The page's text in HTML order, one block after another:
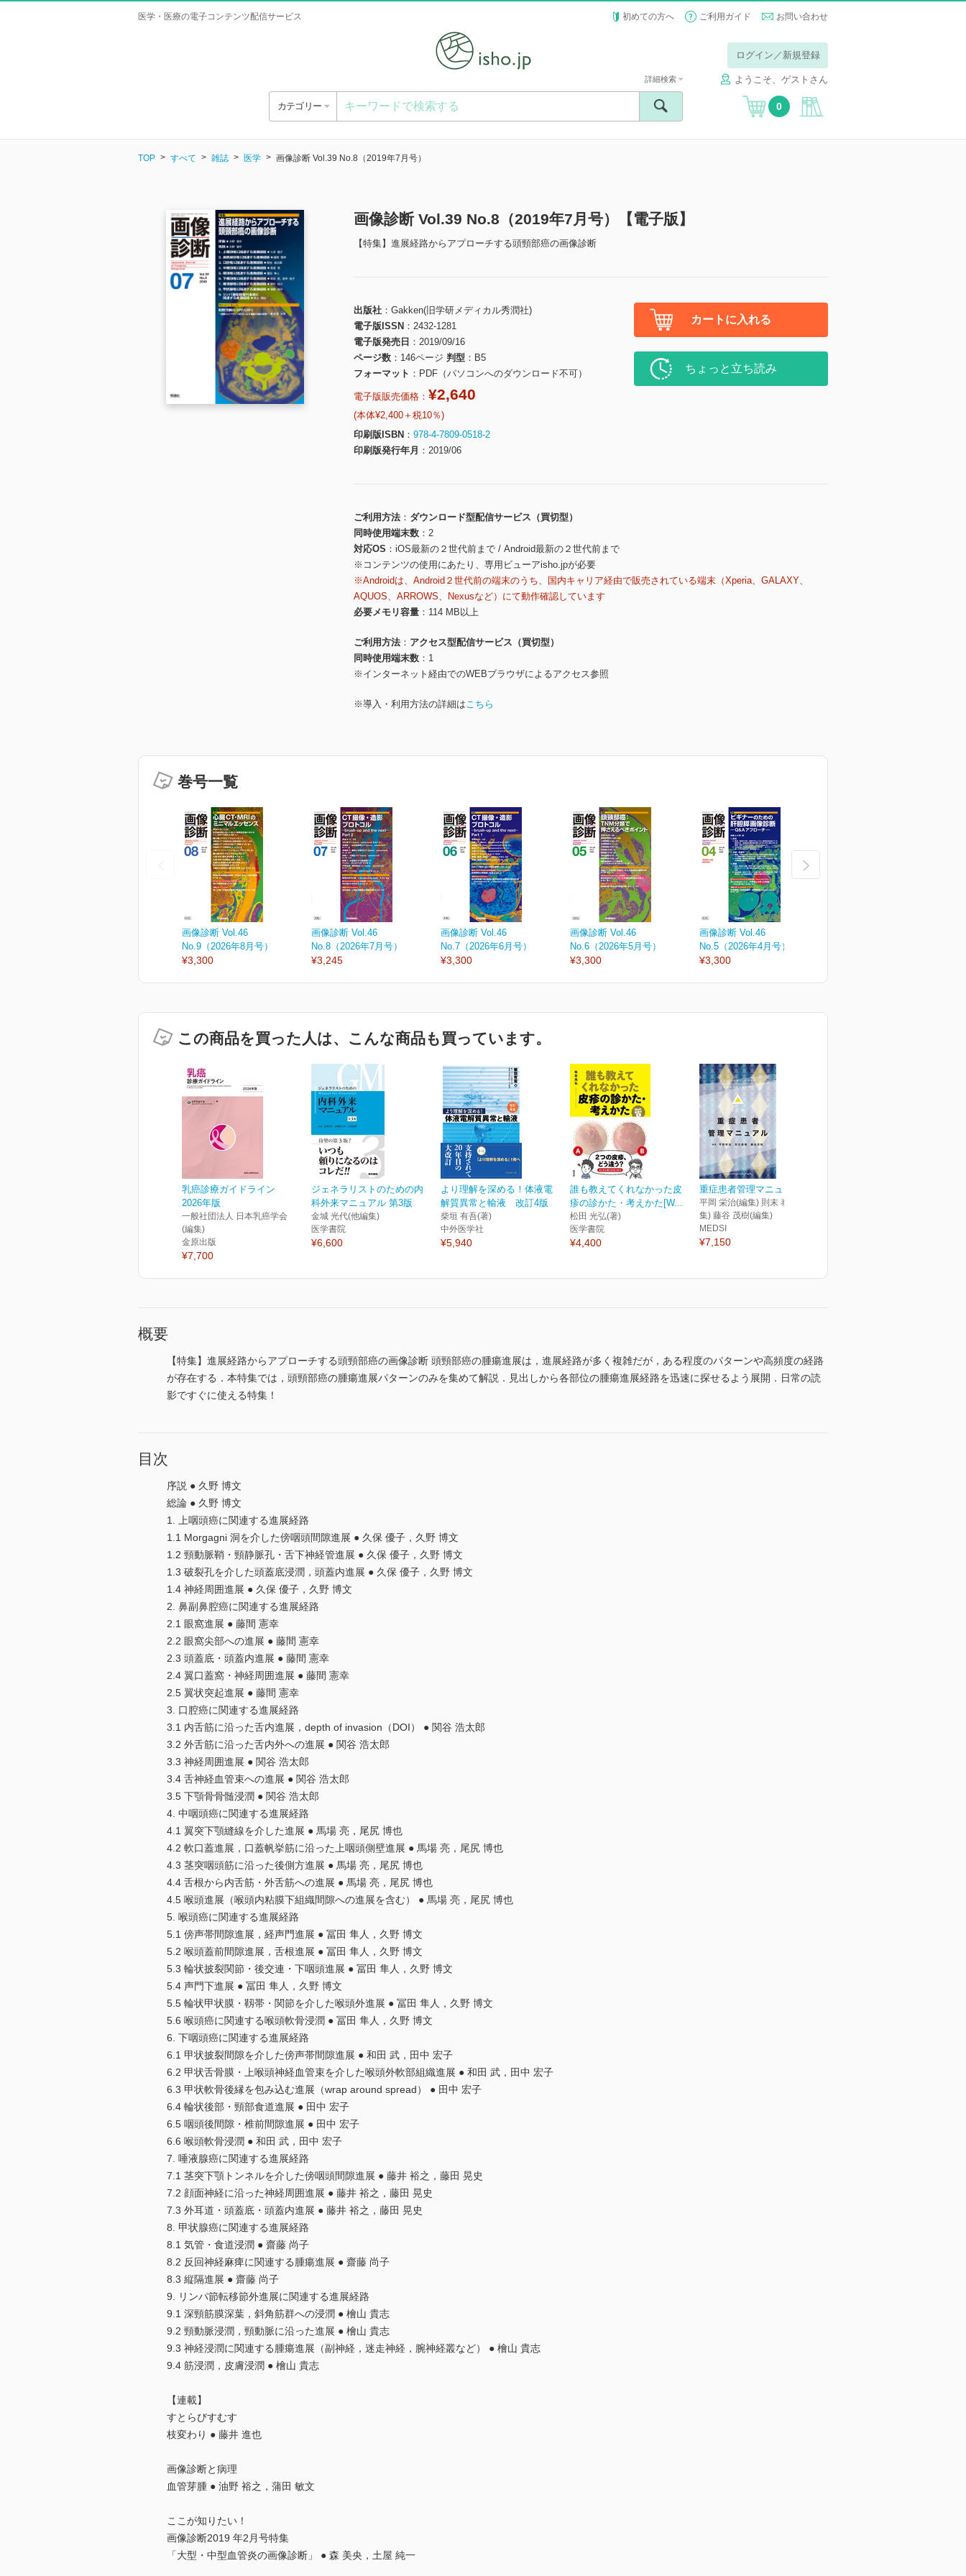
医学・医療の電子コンテンツ配信サービス 初めての方へ ご利用ガイド お問い合わせ
ログイン／新規登録
ようこそ、ゲストさん
カテゴリー
詳細検索
0
TOP すべて 雑誌 医学 画像診断 Vol.39 No.8（2019年7月号）
画像診断 Vol.39 No.8（2019年7月号）【電子版】
【特集】進展経路からアプローチする頭頸部癌の画像診断
出版社
Gakken(旧学研メディカル秀潤社)
電子版ISSN
2432-1281
電子版発売日
2019/09/16
ページ数
146ページ 判型
B5
フォーマット
PDF（パソコンへのダウンロード不可）
電子版販売価格： ¥2,640
(本体¥2,400＋税10％)
印刷版ISBN
978-4-7809-0518-2
印刷版発行年月
2019/06
カートに入れる
ちょっと立ち読み
ご利用方法
ダウンロード型配信サービス（買切型）
同時使用端末数
2
対応OS
iOS最新の２世代前まで / Android最新の２世代前まで
※コンテンツの使用にあたり、専用ビューアisho.jpが必要
※Androidは、Android２世代前の端末のうち、国内キャリア経由で販売されている端末（Xperia、GALAXY、
AQUOS、ARROWS、Nexusなど）にて動作確認しています
必要メモリ容量
114 MB以上
ご利用方法
アクセス型配信サービス（買切型）
同時使用端末数
1
※インターネット経由でのWEBブラウザによるアクセス参照
※導入・利用方法の詳細はこちら
巻号一覧
画像診断 Vol.46
No.9（2026年8月号）
¥3,300
画像診断 Vol.46
No.8（2026年7月号）
¥3,245
画像診断 Vol.46
No.7（2026年6月号）
¥3,300
画像診断 Vol.46
No.6（2026年5月号）
¥3,300
画像診断 Vol.46
No.5（2026年4月号）
¥3,300
この商品を買った人は、こんな商品も買っています。
乳癌診療ガイドライン
2026年版
一般社団法人 日本乳癌学会
(編集)
金原出版
¥7,700
ジェネラリストのための内
科外来マニュアル 第3版
金城 光代(他編集)
医学書院
¥6,600
より理解を深める！体液電
解質異常と輸液 改訂4版
柴垣 有吾(著)
中外医学社
¥5,940
誰も教えてくれなかった皮
疹の診かた・考えかた[W...
松田 光弘(著)
医学書院
¥4,400
重症患者管理マニュアル
平岡 栄治(編集) 則末 泰博(編
集) 藤谷 茂樹(編集)
MEDSI
¥7,150
概要
【特集】進展経路からアプローチする頭頸部癌の画像診断 頭頸部癌の腫瘍進展は，進展経路が多く複雑だが，ある程度のパターンや高頻度の経路
が存在する．本特集では，頭頸部癌の腫瘍進展パターンのみを集めて解説．見出しから各部位の腫瘍進展経路を迅速に探せるよう展開．日常の読
影ですぐに使える特集！
目次
序説 ● 久野 博文
総論 ● 久野 博文
1. 上咽頭癌に関連する進展経路
1.1 Morgagni 洞を介した傍咽頭間隙進展 ● 久保 優子，久野 博文
1.2 頸動脈鞘・頸静脈孔・舌下神経管進展 ● 久保 優子，久野 博文
1.3 破裂孔を介した頭蓋底浸潤，頭蓋内進展 ● 久保 優子，久野 博文
1.4 神経周囲進展 ● 久保 優子，久野 博文
2. 鼻副鼻腔癌に関連する進展経路
2.1 眼窩進展 ● 藤間 憲幸
2.2 眼窩尖部への進展 ● 藤間 憲幸
2.3 頭蓋底・頭蓋内進展 ● 藤間 憲幸
2.4 翼口蓋窩・神経周囲進展 ● 藤間 憲幸
2.5 翼状突起進展 ● 藤間 憲幸
3. 口腔癌に関連する進展経路
3.1 内舌筋に沿った舌内進展，depth of invasion（DOI） ● 関谷 浩太郎
3.2 外舌筋に沿った舌内外への進展 ● 関谷 浩太郎
3.3 神経周囲進展 ● 関谷 浩太郎
3.4 舌神経血管束への進展 ● 関谷 浩太郎
3.5 下顎骨骨髄浸潤 ● 関谷 浩太郎
4. 中咽頭癌に関連する進展経路
4.1 翼突下顎縫線を介した進展 ● 馬場 亮，尾尻 博也
4.2 軟口蓋進展，口蓋帆挙筋に沿った上咽頭側壁進展 ● 馬場 亮，尾尻 博也
4.3 茎突咽頭筋に沿った後側方進展 ● 馬場 亮，尾尻 博也
4.4 舌根から内舌筋・外舌筋への進展 ● 馬場 亮，尾尻 博也
4.5 喉頭進展（喉頭内粘膜下組織間隙への進展を含む） ● 馬場 亮，尾尻 博也
5. 喉頭癌に関連する進展経路
5.1 傍声帯間隙進展，経声門進展 ● 冨田 隼人，久野 博文
5.2 喉頭蓋前間隙進展，舌根進展 ● 冨田 隼人，久野 博文
5.3 輪状披裂関節・後交連・下咽頭進展 ● 冨田 隼人，久野 博文
5.4 声門下進展 ● 冨田 隼人，久野 博文
5.5 輪状甲状膜・靱帯・関節を介した喉頭外進展 ● 冨田 隼人，久野 博文
5.6 喉頭癌に関連する喉頭軟骨浸潤 ● 冨田 隼人，久野 博文
6. 下咽頭癌に関連する進展経路
6.1 甲状披裂間隙を介した傍声帯間隙進展 ● 和田 武，田中 宏子
6.2 甲状舌骨膜・上喉頭神経血管束を介した喉頭外軟部組織進展 ● 和田 武，田中 宏子
6.3 甲状軟骨後縁を包み込む進展（wrap around spread） ● 田中 宏子
6.4 輪状後部・頸部食道進展 ● 田中 宏子
6.5 咽頭後間隙・椎前間隙進展 ● 田中 宏子
6.6 喉頭軟骨浸潤 ● 和田 武，田中 宏子
7. 唾液腺癌に関連する進展経路
7.1 茎突下顎トンネルを介した傍咽頭間隙進展 ● 藤井 裕之，藤田 晃史
7.2 顔面神経に沿った神経周囲進展 ● 藤井 裕之，藤田 晃史
7.3 外耳道・頭蓋底・頭蓋内進展 ● 藤井 裕之，藤田 晃史
8. 甲状腺癌に関連する進展経路
8.1 気管・食道浸潤 ● 齋藤 尚子
8.2 反回神経麻痺に関連する腫瘍進展 ● 齋藤 尚子
8.3 縦隔進展 ● 齋藤 尚子
9. リンパ節転移節外進展に関連する進展経路
9.1 深頸筋膜深葉，斜角筋群への浸潤 ● 檜山 貴志
9.2 頸動脈浸潤，頸動脈に沿った進展 ● 檜山 貴志
9.3 神経浸潤に関連する腫瘍進展（副神経，迷走神経，腕神経叢など） ● 檜山 貴志
9.4 筋浸潤，皮膚浸潤 ● 檜山 貴志
【連載】
すとらびすむす
枝変わり ● 藤井 進也
画像診断と病理
血管芽腫 ● 油野 裕之，蒲田 敏文
ここが知りたい！
画像診断2019 年2月号特集
「大型・中型血管炎の画像診断」 ● 森 美央，土屋 純一